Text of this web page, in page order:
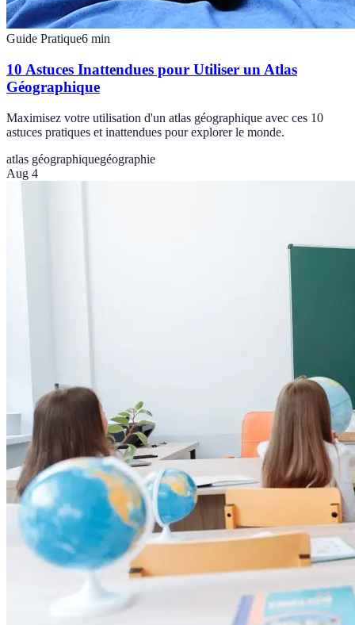
Guide Pratique6 min
10 Astuces Inattendues pour Utiliser un Atlas
Géographique
Maximisez votre utilisation d'un atlas géographique avec ces 10
astuces pratiques et inattendues pour explorer le monde.
atlas géographiquegéographie
Aug 4